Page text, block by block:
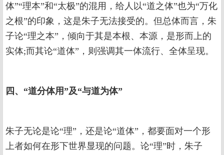
体”“理本”和“太极”的混用，给人以“道之体”也为“万化
之根”的印象，这是朱子无法接受的。但总体而言，朱
子论“理之本”，倾向于其是本根、本源，是形而上的
实体;而其论“道体”，则强调其一体流行、全体呈现。
四、“道分体用”及“与道为体”
朱子无论是论“理”，还是论“道体”，都要面对一个形
上者如何在形下世界显现的问题。论“理”时，朱子